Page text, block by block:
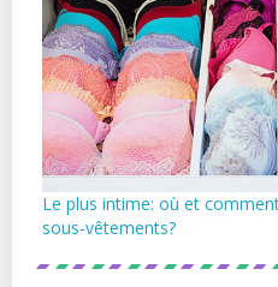
Le plus intime: où et
sous-vêtements?